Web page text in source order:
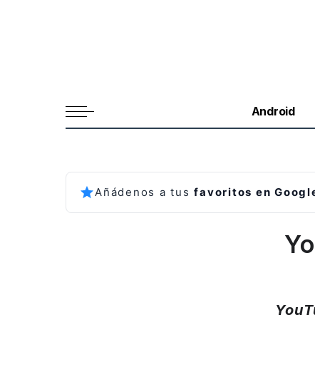
Android
Añádenos a tusfavoritos en